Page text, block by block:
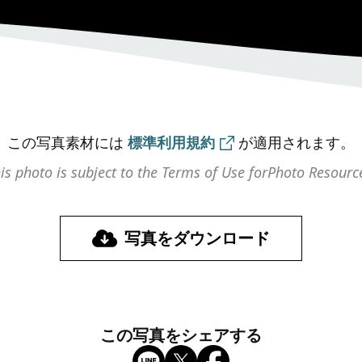
この写真素材には 標準利用規約 が適用されます。
photo is subject to the Terms of Use forPhoto
写真をダウンロード
この写真をシェアする